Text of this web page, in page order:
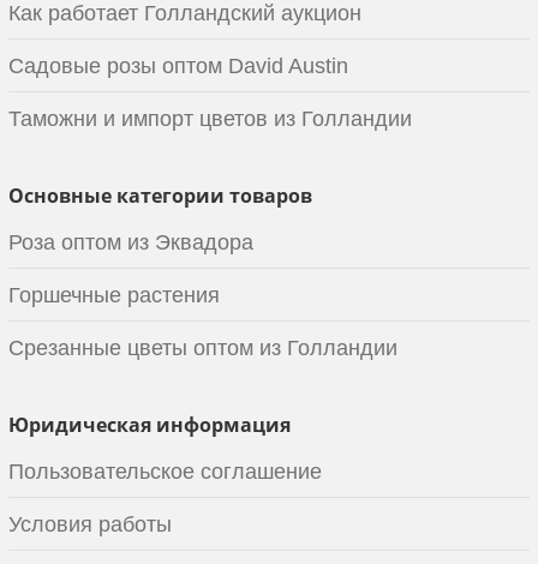
Как работает Голландский аукцион
Садовые розы оптом David Austin
Таможни и импорт цветов из Голландии
Основные категории товаров
Роза оптом из Эквадора
Горшечные растения
Срезанные цветы оптом из Голландии
Юридическая информация
Пользовательское соглашение
Условия работы